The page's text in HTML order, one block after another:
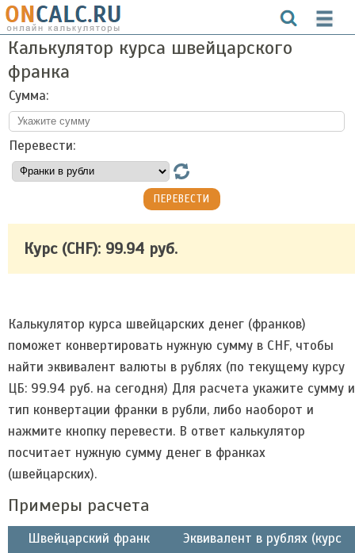
Калькулятор курса швейцарского
франка
Сумма:
Перевести:
Курс (CHF): 99.94 руб.
Калькулятор курса швейцарских денег (франков)
поможет конвертировать нужную сумму в CHF, чтобы
найти эквивалент валюты в рублях (по текущему курсу
ЦБ: 99.94 руб. на сегодня) Для расчета укажите сумму и
тип конвертации франки в рубли, либо наоборот и
нажмите кнопку перевести. В ответ калькулятор
посчитает нужную сумму денег в франках
(швейцарских).
Примеры расчета
Швейцарский франк
Эквивалент в рублях (курс